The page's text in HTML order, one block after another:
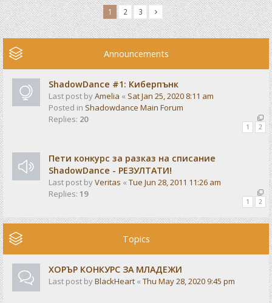
1 2 3
Announcements
ShadowDance #1: Киберпънк
Last post byAmelia « Sat Jan 25, 2020 8:11 am
Posted in Shadowdance Main Forum
Replies: 20
1 2
Пети конкурс за разказ на списание
ShadowDance - РЕЗУЛТАТИ!
Last post byVeritas « Tue Jun 28, 2011 11:26 am
Replies: 19
1 2
Topics
ХОРЪР КОНКУРС ЗА МЛАДЕЖИ
Last post byBlackHeart « Thu May 28, 2020 9:45 pm